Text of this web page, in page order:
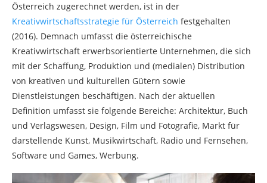
Österreich zugerechnet werden, ist in der
Kreativwirtschaftsstrategie für Österreich festgehalten
(2016). Demnach umfasst die österreichische
Kreativwirtschaft erwerbsorientierte Unternehmen, die sich
mit der Schaffung, Produktion und (medialen) Distribution
von kreativen und kulturellen Gütern sowie
Dienstleistungen beschäftigen. Nach der aktuellen
Definition umfasst sie folgende Bereiche: Architektur, Buch
und Verlagswesen, Design, Film und Fotografie, Markt für
darstellende Kunst, Musikwirtschaft, Radio und Fernsehen,
Software und Games, Werbung.